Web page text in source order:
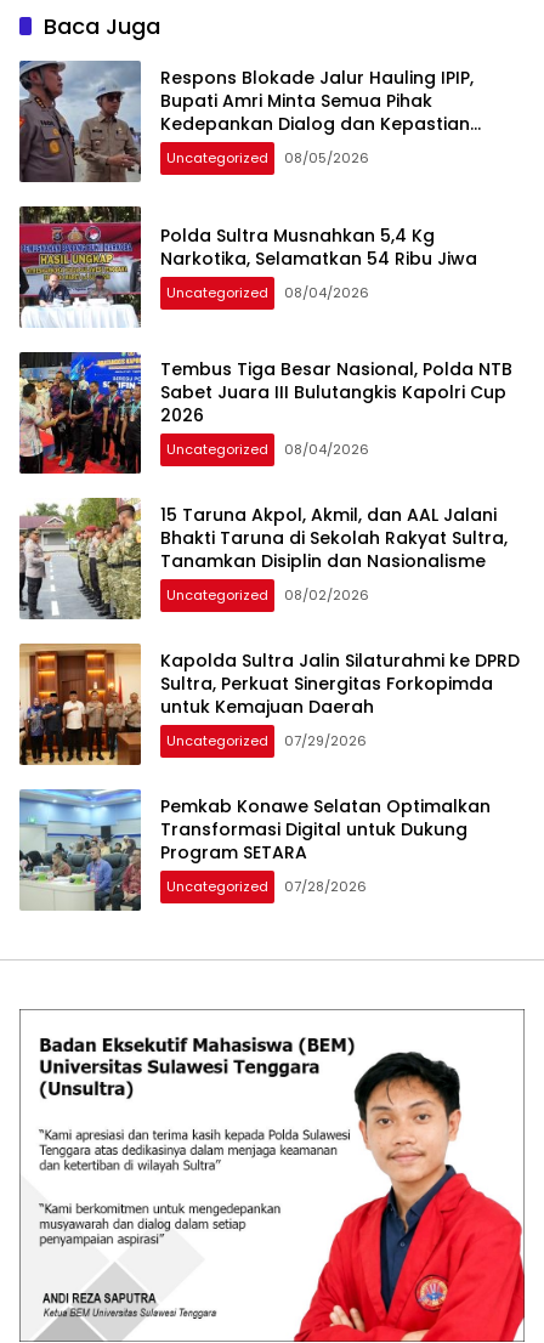
Baca Juga
Respons Blokade Jalur Hauling IPIP,
Bupati Amri Minta Semua Pihak
Kedepankan Dialog dan Kepastian
Hukum
Uncategorized 08/05/2026
Polda Sultra Musnahkan 5,4 Kg
Narkotika, Selamatkan 54 Ribu Jiwa
Uncategorized 08/04/2026
Tembus Tiga Besar Nasional, Polda NTB
Sabet Juara III Bulutangkis Kapolri Cup
2026
Uncategorized 08/04/2026
15 Taruna Akpol, Akmil, dan AAL Jalani
Bhakti Taruna di Sekolah Rakyat Sultra,
Tanamkan Disiplin dan Nasionalisme
Uncategorized 08/02/2026
Kapolda Sultra Jalin Silaturahmi ke DPRD
Sultra, Perkuat Sinergitas Forkopimda
untuk Kemajuan Daerah
Uncategorized 07/29/2026
Pemkab Konawe Selatan Optimalkan
Transformasi Digital untuk Dukung
Program SETARA
Uncategorized 07/28/2026